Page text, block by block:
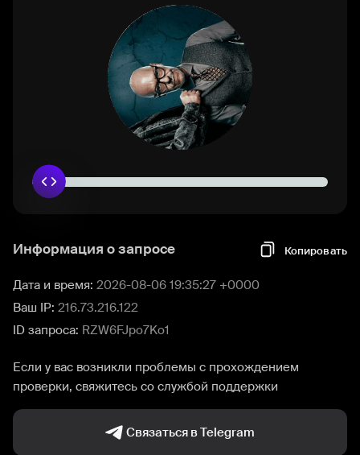
Информация о запросе Копировать
Дата и время: 2026-08-06 19:35:27 +0000
Ваш IP: 216.73.216.122
ID запроса: RZW6FJpo7Ko1
Если у вас возникли проблемы с прохождением
проверки, свяжитесь со службой поддержки
Связаться в Telegram